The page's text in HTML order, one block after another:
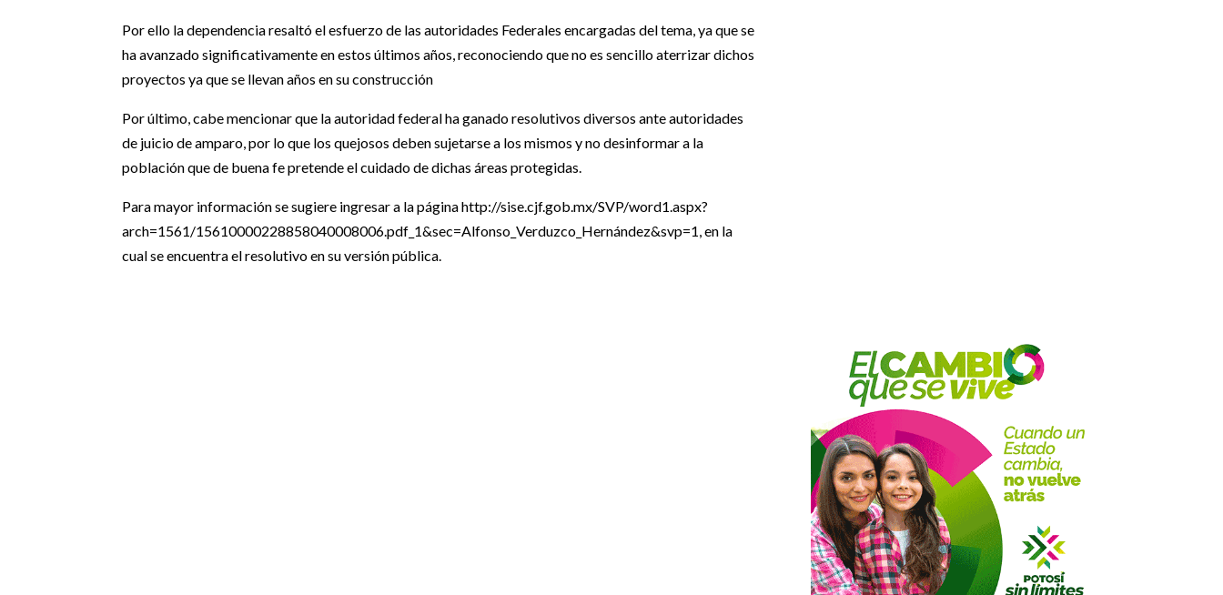
Por ello la dependencia resaltó el esfuerzo de las autoridades Federales encargadas del tema, ya que se
ha avanzado significativamente en estos últimos años, reconociendo que no es sencillo aterrizar dichos
proyectos ya que se llevan años en su construcción
Por último, cabe mencionar que la autoridad federal ha ganado resolutivos diversos ante autoridades
de juicio de amparo, por lo que los quejosos deben sujetarse a los mismos y no desinformar a la
población que de buena fe pretende el cuidado de dichas áreas protegidas.
Para mayor información se sugiere ingresar a la página http://sise.cjf.gob.mx/SVP/word1.aspx?
arch=1561/15610000228858040008006.pdf_1&sec=Alfonso_Verduzco_Hernández&svp=1, en la
cual se encuentra el resolutivo en su versión pública.